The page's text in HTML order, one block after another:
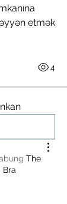
etmək
4
The
Bra